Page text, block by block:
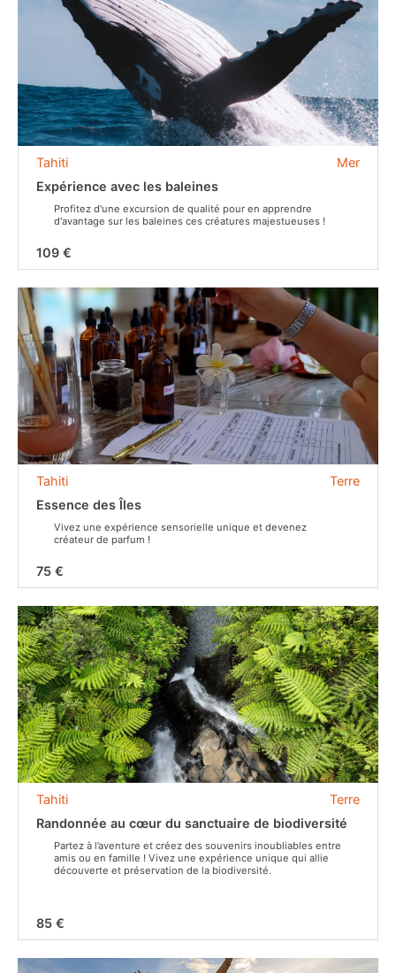
Mer
Tahiti
Expérience avec les baleines
Profitez d'une excursion de qualité pour en apprendre
d'avantage sur les baleines ces créatures majestueuses !
109 €
Terre
Tahiti
Essence des Îles
Vivez une expérience sensorielle unique et devenez
créateur de parfum !
75 €
Terre
Tahiti
Randonnée au cœur du sanctuaire de biodiversité
Partez à l’aventure et créez des souvenirs inoubliables entre
amis ou en famille ! Vivez une expérience unique qui allie
découverte et préservation de la biodiversité.
85 €